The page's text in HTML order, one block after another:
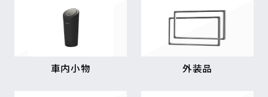
車内小物 外装品